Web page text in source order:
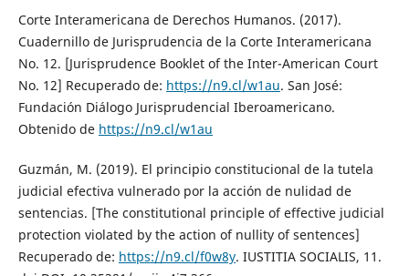
Corte Interamericana de Derechos Humanos. (2017).
Cuadernillo de Jurisprudencia de la Corte Interamericana
No. 12. [Jurisprudence Booklet of the Inter-American Court
No. 12] Recuperado de: https://n9.cl/w1au. San José:
Fundación Diálogo Jurisprudencial Iberoamericano.
Obtenido de https://n9.cl/w1au
Guzmán, M. (2019). El principio constitucional de la tutela
judicial efectiva vulnerado por la acción de nulidad de
sentencias. [The constitutional principle of effective judicial
protection violated by the action of nullity of sentences]
Recuperado de: https://n9.cl/f0w8y. IUSTITIA SOCIALIS, 11.